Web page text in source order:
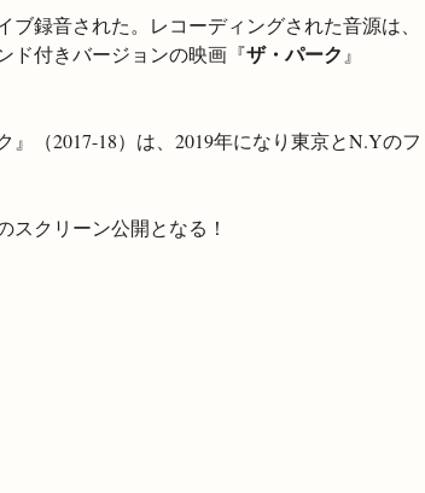
録音された。レコーディングされた音源は、
ド付きバージョンの映画『ザ・パーク』
（2017-18）は、2019年になり東京とN.Yのフ
クリーン公開となる！